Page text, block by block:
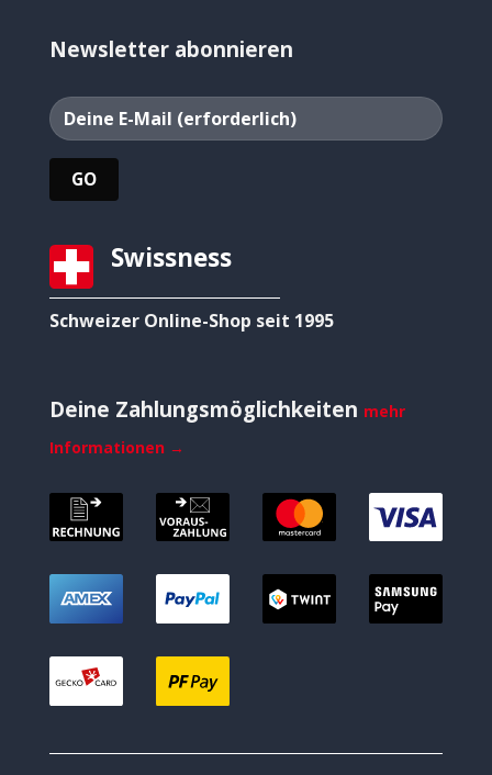
Newsletter abonnieren
Swissness
Schweizer Online-Shop seit 1995
Deine Zahlungsmöglichkeiten mehr
Informationen →